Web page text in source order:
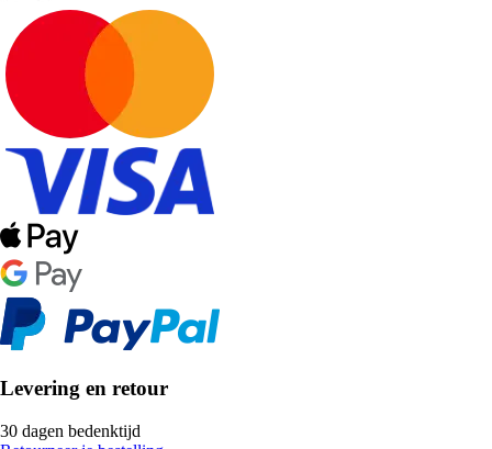
Levering en retour
30 dagen bedenktijd